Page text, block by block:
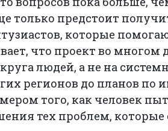
только предстоит
которые
что проект во многом
людей, а не на
регионов до планов по
того, как человек
тех проблем, которые